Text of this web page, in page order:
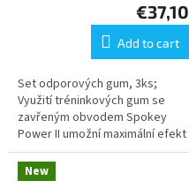
€37,10
Add to cart
Set odporových gum, 3ks;
Využití tréninkových gum se
zavřeným obvodem Spokey
Power II umožní maximální efekt
z tréninku a zaměření se na
jednotlivé svalové partie.
KVALITA; Na...
New